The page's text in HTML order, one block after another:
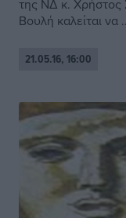
της ΝΔ κ. Χρήστος
Βουλή καλείται να
21.05.16, 16:00